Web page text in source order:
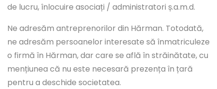
de lucru, înlocuire asociați / administratori ș.a.m.d.
Ne adresăm antreprenorilor din Hărman. Totodată,
ne adresăm persoanelor interesate să înmatriculeze
o firmă în Hărman, dar care se află în străinătate, cu
mențiunea că nu este necesară prezența în țară
pentru a deschide societatea.